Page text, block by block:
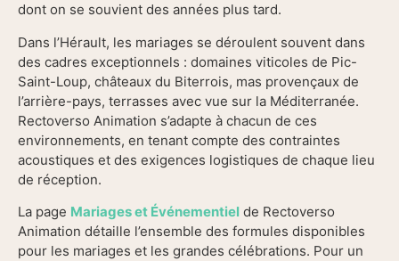
dont on se souvient des années plus tard.
Dans l’Hérault, les mariages se déroulent souvent dans
des cadres exceptionnels : domaines viticoles de Pic-
Saint-Loup, châteaux du Biterrois, mas provençaux de
l’arrière-pays, terrasses avec vue sur la Méditerranée.
Rectoverso Animation s’adapte à chacun de ces
environnements, en tenant compte des contraintes
acoustiques et des exigences logistiques de chaque lieu
de réception.
La page Mariages et Événementiel de Rectoverso
Animation détaille l’ensemble des formules disponibles
pour les mariages et les grandes célébrations. Pour un